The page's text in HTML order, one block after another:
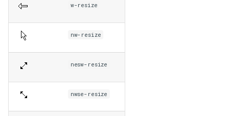
w-resize
nw-resize
nesw-resize
nwse-resize